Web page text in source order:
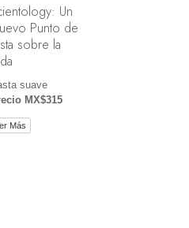
Un
Punto de
sobre la
suave
MX$315
Más